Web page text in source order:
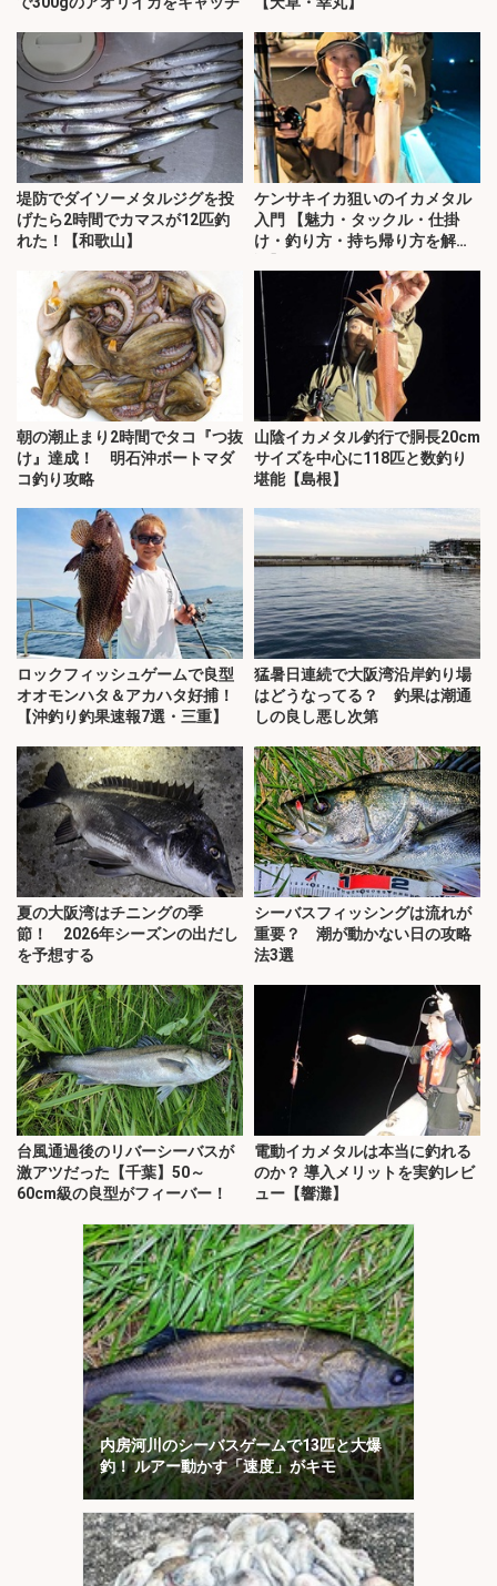
堤防でダイソーメタルジグを投
げたら2時間でカマスが12匹釣
れた！【和歌山】
ケンサキイカ狙いのイカメタル
入門 【魅力・タックル・仕掛
け・釣り方・持ち帰り方を解
朝の潮止まり2時間でタコ『つ抜
け』達成！ 明石沖ボートマダ
コ釣り攻略
山陰イカメタル釣行で胴長20cm
サイズを中心に118匹と数釣り
堪能【島根】
ロックフィッシュゲームで良型
オオモンハタ＆アカハタ好捕！
【沖釣り釣果速報7選・三重】
猛暑日連続で大阪湾沿岸釣り場
はどうなってる？ 釣果は潮通
しの良し悪し次第
夏の大阪湾はチニングの季
節！ 2026年シーズンの出だし
を予想する
シーバスフィッシングは流れが
重要？ 潮が動かない日の攻略
法3選
台風通過後のリバーシーバスが
激アツだった【千葉】50～
60cm級の良型がフィーバー！
電動イカメタルは本当に釣れる
のか？ 導入メリットを実釣レビ
ュー【響灘】
内房河川のシーバスゲームで13匹と大爆
釣！ ルアー動かす「速度」がキモ